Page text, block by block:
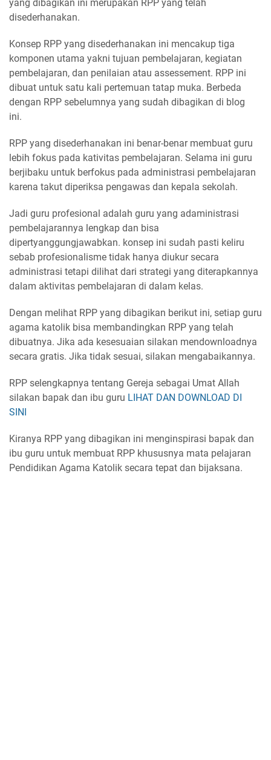
yang dibagikan ini merupakan RPP yang telah
disederhanakan.
Konsep RPP yang disederhanakan ini mencakup tiga
komponen utama yakni tujuan pembelajaran, kegiatan
pembelajaran, dan penilaian atau assessement. RPP ini
dibuat untuk satu kali pertemuan tatap muka. Berbeda
dengan RPP sebelumnya yang sudah dibagikan di blog
ini.
RPP yang disederhanakan ini benar-benar membuat guru
lebih fokus pada kativitas pembelajaran. Selama ini guru
berjibaku untuk berfokus pada administrasi pembelajaran
karena takut diperiksa pengawas dan kepala sekolah.
Jadi guru profesional adalah guru yang adaministrasi
pembelajarannya lengkap dan bisa
dipertyanggungjawabkan. konsep ini sudah pasti keliru
sebab profesionalisme tidak hanya diukur secara
administrasi tetapi dilihat dari strategi yang diterapkannya
dalam aktivitas pembelajaran di dalam kelas.
Dengan melihat RPP yang dibagikan berikut ini, setiap guru
agama katolik bisa membandingkan RPP yang telah
dibuatnya. Jika ada kesesuaian silakan mendownloadnya
secara gratis. Jika tidak sesuai, silakan mengabaikannya.
RPP selengkapnya tentang Gereja sebagai Umat Allah
silakan bapak dan ibu guru LIHAT DAN DOWNLOAD DI
SINI
Kiranya RPP yang dibagikan ini menginspirasi bapak dan
ibu guru untuk membuat RPP khususnya mata pelajaran
Pendidikan Agama Katolik secara tepat dan bijaksana.